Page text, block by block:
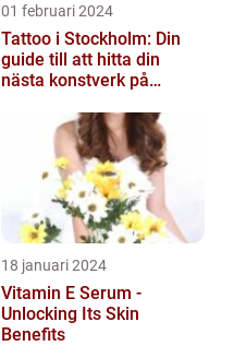
01 februari 2024
Tattoo i Stockholm: Din
guide till att hitta din
nästa konstverk på
18 januari 2024
Vitamin E Serum -
Unlocking Its Skin
Benefits